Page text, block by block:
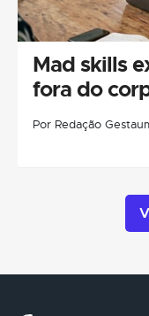
Mad skills
fora do
Por Redação